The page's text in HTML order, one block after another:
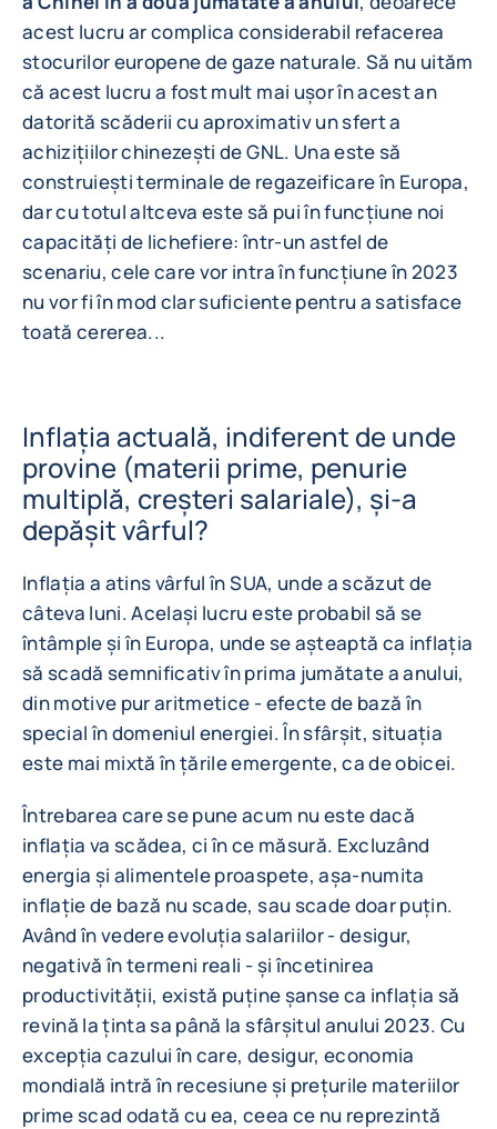
acest lucru ar complica considerabil refacerea
stocurilor europene de gaze naturale. Să nu uităm
că acest lucru a fost mult mai ușor în acest an
datorită scăderii cu aproximativ un sfert a
achizițiilor chinezești de GNL. Una este să
construiești terminale de regazeificare în Europa,
dar cu totul altceva este să pui în funcțiune noi
capacități de lichefiere: într-un astfel de
scenariu, cele care vor intra în funcțiune în 2023
nu vor fi în mod clar suficiente pentru a satisface
toată cererea...
Inflația actuală, indiferent de unde
provine (materii prime, penurie
multiplă, creșteri salariale), și-a
depășit vârful?
Inflația a atins vârful în SUA, unde a scăzut de
câteva luni. Același lucru este probabil să se
întâmple și în Europa, unde se așteaptă ca inflația
să scadă semnificativ în prima jumătate a anului,
din motive pur aritmetice - efecte de bază în
special în domeniul energiei. În sfârșit, situația
este mai mixtă în țările emergente, ca de obicei.
Întrebarea care se pune acum nu este dacă
inflația va scădea, ci în ce măsură. Excluzând
energia și alimentele proaspete, așa-numita
inflație de bază nu scade, sau scade doar puțin.
Având în vedere evoluția salariilor - desigur,
negativă în termeni reali - și încetinirea
productivității, există puține șanse ca inflația să
revină la ținta sa până la sfârșitul anului 2023. Cu
excepția cazului în care, desigur, economia
mondială intră în recesiune și prețurile materiilor
prime scad odată cu ea, ceea ce nu reprezintă